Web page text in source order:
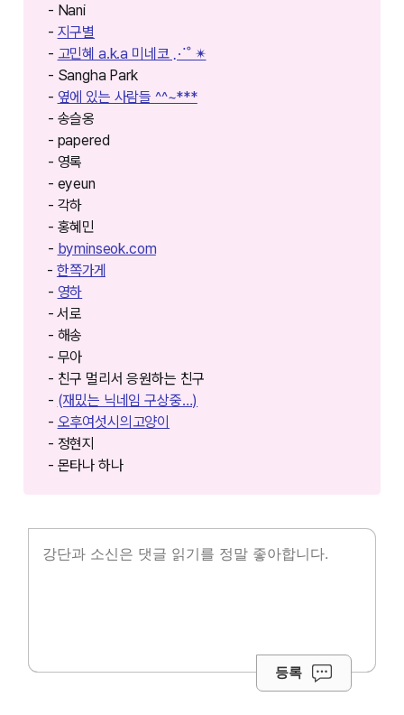
- Nani
- 지구별
- 고민혜 a.k.a 미네코 ⋰˚ ✴︎
- Sangha Park
- 옆에 있는 사람들 ^^~***
- 송슬옹
- papered
- 영록
- eyeun
- 각하
- 홍혜민
- byminseok.com⁠⁠⁠
⁠⁠⁠⁠- 한쪽가게⁠⁠⁠⁠⁠⁠⁠⁠
- 영하
- ⁠⁠서로
- 해송
- 무아
- 친구 멀리서 응원하는 친구
- (재밌는 닉네임 구상중…)
- 오후여섯시의고양이
- 정현지
- 몬타나 하나
등록